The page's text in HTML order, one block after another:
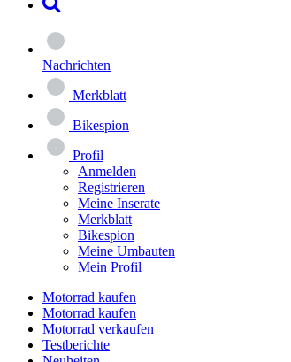
Nachrichten
Merkblatt
Bikespion
Profil
Anmelden
Registrieren
Meine Inserate
Merkblatt
Bikespion
Meine Umbauten
Mein Profil
Motorrad kaufen
Motorrad kaufen
Motorrad verkaufen
Testberichte